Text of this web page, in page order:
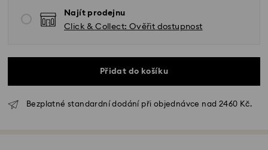
Najít prodejnu
Click & Collect: Ověřit dostupnost
Přidat do košíku
Bezplatné standardní dodání při objednávce nad 2460 Kč.